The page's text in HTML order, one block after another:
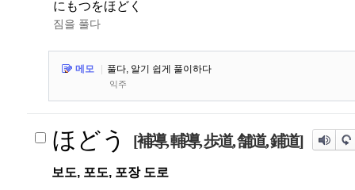
にもつをほどく
짐을 풀다
메모 풀다, 알기 쉽게 풀이하다
익주
ほどう [補導, 輔導, 歩道, 舗道, 鋪道]
보도, 포도, 포장 도로